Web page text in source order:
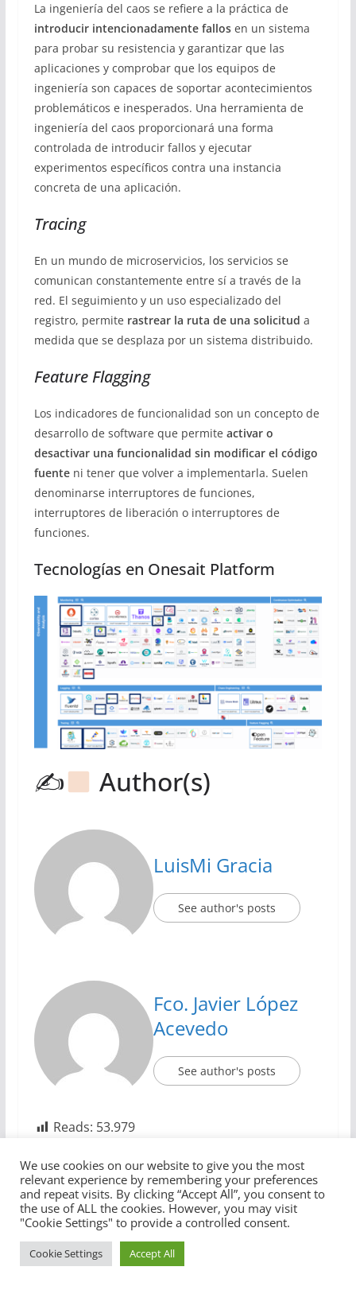
La ingeniería del caos se refiere a la práctica de
introducir intencionadamente fallosen un sistema
para probar su resistencia y garantizar que las
aplicaciones y comprobar que los equipos de
ingeniería son capaces de soportar acontecimientos
problemáticos e inesperados. Una herramienta de
ingeniería del caos proporcionará una forma
controlada de introducir fallos y ejecutar
experimentos específicos contra una instancia
concreta de una aplicación.
Tracing
En un mundo de microservicios, los servicios se
comunican constantemente entre sí a través de la
red. El seguimiento y un uso especializado del
registro, permite rastrear la ruta de una solicitud a
medida que se desplaza por un sistema distribuido.
Feature Flagging
Los indicadores de funcionalidad son un concepto de
desarrollo de software que permite activar o
desactivar una funcionalidad sin modificar el código
fuenteni tener que volver a implementarla. Suelen
denominarse interruptores de funciones,
interruptores de liberación o interruptores de
funciones.
Tecnologías en Onesait Platform
✍ Author(s)
LuisMi Gracia
See author's posts
Fco. Javier López
Acevedo
See author's posts
Reads: 53.979
Mejoras en la usabilidad de los Dashboard
Analizando las tendencias tecnológicas de Gartner
We use cookies on our website to give you the most
relevant experience by remembering your preferences
and repeat visits. By clicking “Accept All”, you consent to
the use of ALL the cookies. However, you may visit
"Cookie Settings" to provide a controlled consent.
Cookie Settings Accept All